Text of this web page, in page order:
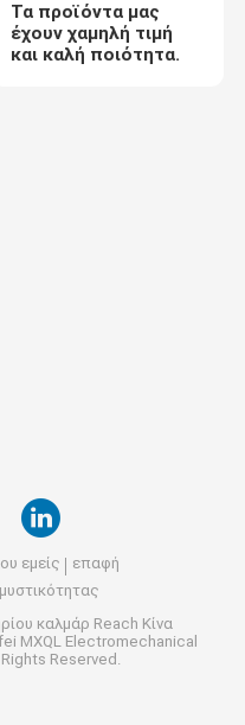
Τα προϊόντα μας
έχουν χαμηλή τιμή
και καλή ποιότητα.
εμείς
επαφή
καλμάρ Reach Κίνα
MXQL Electromechanical
Reserved.